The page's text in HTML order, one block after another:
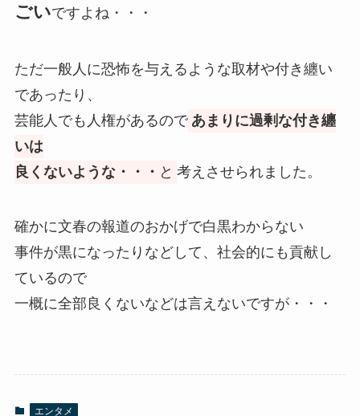
ごいですよね・・・
ただ一般人に恐怖を与えるような取材や付き纏い
であったり、
芸能人でも人権があるので あまりに過剰な付き纏
いは
良くないような・・・ と 考えさせられました。
確かに文春の報道のおかげで白黒わからない
事件が黒になったりなどして、社会的にも貢献し
ているので
一概に全部良くないなどは言えないですが・・・
エンタメ